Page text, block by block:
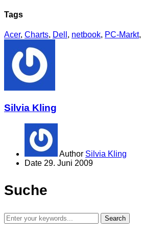
Tags
Acer, Charts, Dell , netbook, PC-Markt,
Silvia Kling
Author Silvia Kling
Date 29. Juni 2009
Suche